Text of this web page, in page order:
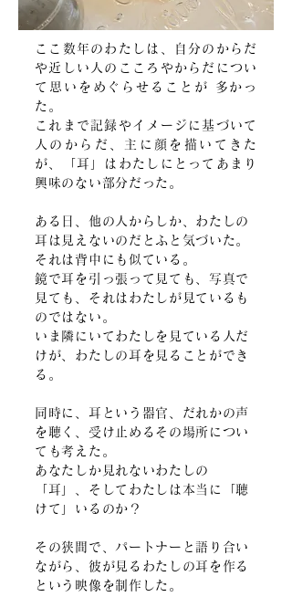
ここ数年のわたしは、自分のからだ
や近しい人のこころやからだについ
て思いをめぐらせることが 多かっ
た。
これまで記録やイメージに基づいて
人のからだ、主に顔を描いてきた
が、「耳」はわたしにとってあまり
興味のない部分だった。
ある日、他の人からしか、わたしの
耳は見えないのだとふと気づいた。
それは背中にも似ている。
鏡で耳を引っ張って見ても、写真で
見ても、それはわたしが見ているも
のではない。
いま隣にいてわたしを見ている人だ
けが、わたしの耳を見ることができ
る。
同時に、耳という器官、だれかの声
を聴く、受け止めるその場所につい
ても考えた。
あなたしか見れないわたしの
「耳」、そしてわたしは本当に「聴
けて」いるのか？
その狭間で、パートナーと語り合い
ながら、彼が見るわたしの耳を作る
という映像を制作した。